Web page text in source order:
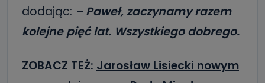
dodając: – Paweł, zaczynamy razem
kolejne pięć lat. Wszystkiego dobrego.
ZOBACZ TEŻ: Jarosław Lisiecki nowym